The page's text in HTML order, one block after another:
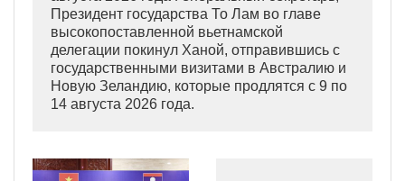
Президент государства То Лам во главе
высокопоставленной вьетнамской
делегации покинул Ханой, отправившись с
государственными визитами в Австралию и
Новую Зеландию, которые продлятся с 9 по
14 августа 2026 года.